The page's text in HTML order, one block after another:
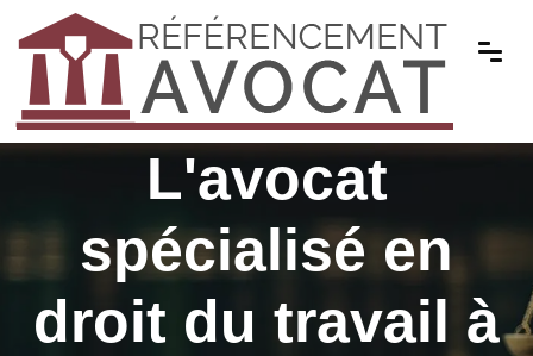
L'avocat
spécialisé en
droit du travail à